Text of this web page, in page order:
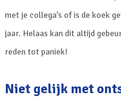
met je collega’s of is de koek
jaar. Helaas kan dit altijd
reden tot paniek!
Niet gelijk met